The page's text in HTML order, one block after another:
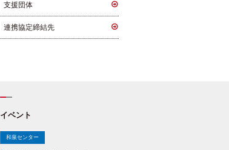
支援団体
連携協定締結先
イベント
和泉センター